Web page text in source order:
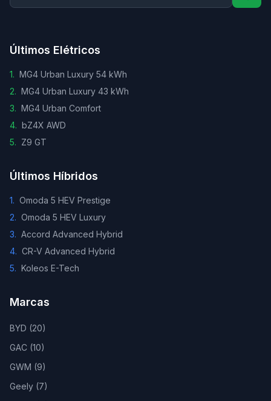
Últimos Elétricos
1. MG4 Urban Luxury 54 kWh
2. MG4 Urban Luxury 43 kWh
3. MG4 Urban Comfort
4. bZ4X AWD
5. Z9 GT
Últimos Híbridos
1. Omoda 5 HEV Prestige
2. Omoda 5 HEV Luxury
3. Accord Advanced Hybrid
4. CR-V Advanced Hybrid
5. Koleos E-Tech
Marcas
BYD (20)
GAC (10)
GWM (9)
Geely (7)